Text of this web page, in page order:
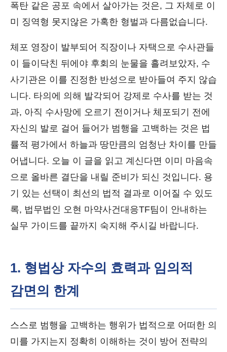
폭탄 같은 공포 속에서 살아가는 것은, 그 자체로 이
미 징역형 못지않은 가혹한 형벌과 다름없습니다.
체포 영장이 발부되어 직장이나 자택으로 수사관들
이 들이닥친 뒤에야 후회의 눈물을 흘려보았자, 수
사기관은 이를 진정한 반성으로 받아들여 주지 않습
니다. 타의에 의해 발각되어 강제로 수사를 받는 것
과, 아직 수사망에 오르기 전이거나 체포되기 전에
자신의 발로 걸어 들어가 범행을 고백하는 것은 법
률적 평가에서 하늘과 땅만큼의 엄청난 차이를 만들
어냅니다. 오늘 이 글을 읽고 계신다면 이미 마음속
으로 올바른 결단을 내릴 준비가 되신 것입니다. 용
기 있는 선택이 최선의 법적 결과로 이어질 수 있도
록, 법무법인 오현 마약사건대응TF팀이 안내하는
실무 가이드를 끝까지 숙지해 주시길 바랍니다.
1. 형법상 자수의 효력과 임의적
감면의 한계
스스로 범행을 고백하는 행위가 법적으로 어떠한 의
미를 가지는지 정확히 이해하는 것이 방어 전략의